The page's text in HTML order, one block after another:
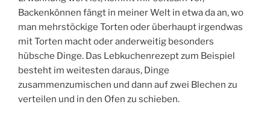
Backenkönnen fängt in meiner Welt in etwa da an, wo
man mehrstöckige Torten oder überhaupt irgendwas
mit Torten macht oder anderweitig besonders
hübsche Dinge. Das Lebkuchenrezept zum Beispiel
besteht im weitesten daraus, Dinge
zusammenzumischen und dann auf zwei Blechen zu
verteilen und in den Ofen zu schieben.